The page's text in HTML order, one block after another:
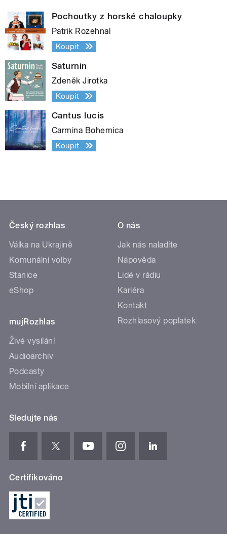
Pochoutky z horské chaloupky
Patrik Rozehnal
Koupit
Saturnin
Zdeněk Jirotka
Koupit
Cantus lucis
Carmina Bohemica
Koupit
Český rozhlas
Válka na Ukrajině
Komunální volby
Stanice
eShop
mujRozhlas
Živé vysílání
Audioarchiv
Podcasty
Mobilní aplikace
O nás
Jak nás naladíte
Nápověda
Lidé v rádiu
Kariéra
Kontakt
Rozhlasový poplatek
Sledujte nás
Certifikováno